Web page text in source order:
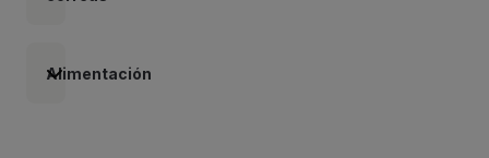
Alimentación